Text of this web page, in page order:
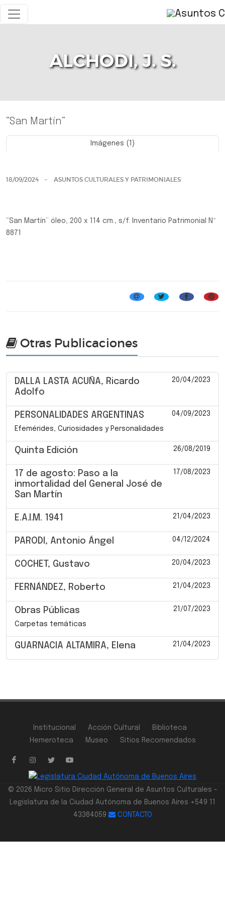
ALCHODI, J. S.
“San Martín”
Imágenes (1)
18/09/2024 ASUNTOS CULTURALES Y PATRIMONIALES
“San Martín” óleo, 200 x 114 cm., s/f. Inventario Patrimonial Nº
8871
Otras Publicaciones
DALLA LASTA ACUÑA, Ricardo
Adolfo
20/04/2023
PERSONALIDADES ARGENTINAS 04/09/2023
Efemérides, Curiosidades y Personalidades
Quinta Edición 26/08/2019
17 de agosto: Paso a la
inmortalidad del General José de
San Martín
17/08/2023
E.A.I.M. 1941 21/04/2023
PARODI, Antonio Ángel 04/12/2024
COCHET, Gustavo 20/04/2023
FERNÁNDEZ, Roberto 21/04/2023
Obras Públicas 21/07/2023
Carpetas temáticas
GUARNACIA ALTAMIRA, Elena 21/04/2023
Institucional Acción Cultural
Biblioteca
Hemeroteca
Museo Sitios Recomendados
© 2026 Micro Sitio Dirección General de Asuntos Culturales -
Legislatura de la Ciudad Autónoma de Buenos Aires +549 11
43384059
CONTACTO